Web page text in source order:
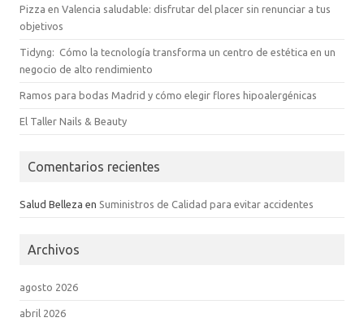
Pizza en Valencia saludable: disfrutar del placer sin renunciar a tus
objetivos
Tidyng: Cómo la tecnología transforma un centro de estética en un
negocio de alto rendimiento
Ramos para bodas Madrid y cómo elegir flores hipoalergénicas
El Taller Nails & Beauty
Comentarios recientes
Salud Belleza en Suministros de Calidad para evitar accidentes
Archivos
agosto 2026
abril 2026